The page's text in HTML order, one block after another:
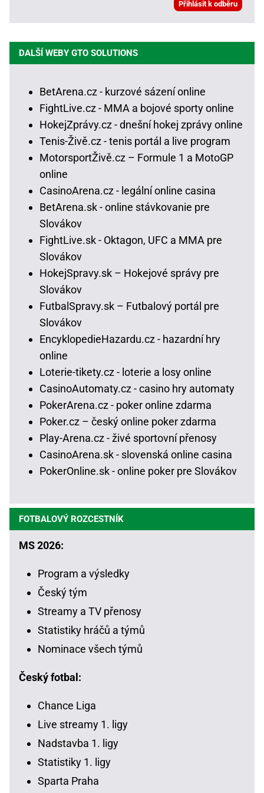
DALŠÍ WEBY GTO SOLUTIONS
BetArena.cz - kurzové sázení online
FightLive.cz - MMA a bojové sporty online
HokejZprávy.cz - dnešní hokej zprávy online
Tenis-Živě.cz - tenis portál a live program
MotorsportŽivě.cz – Formule 1 a MotoGP
online
CasinoArena.cz - legální online casina
BetArena.sk - online stávkovanie pre
Slovákov
FightLive.sk - Oktagon, UFC a MMA pre
Slovákov
HokejSpravy.sk – Hokejové správy pre
Slovákov
FutbalSpravy.sk – Futbalový portál pre
Slovákov
EncyklopedieHazardu.cz - hazardní hry
online
Loterie-tikety.cz - loterie a losy online
CasinoAutomaty.cz - casino hry automaty
PokerArena.cz - poker online zdarma
Poker.cz – český online poker zdarma
Play-Arena.cz - živé sportovní přenosy
CasinoArena.sk - slovenská online casina
PokerOnline.sk - online poker pre Slovákov
FOTBALOVÝ ROZCESTNÍK
MS 2026:
Program a výsledky
Český tým
Streamy a TV přenosy
Statistiky hráčů a týmů
Nominace všech týmů
Český fotbal:
Chance Liga
Live streamy 1. ligy
Nadstavba 1. ligy
Statistiky 1. ligy
Sparta Praha